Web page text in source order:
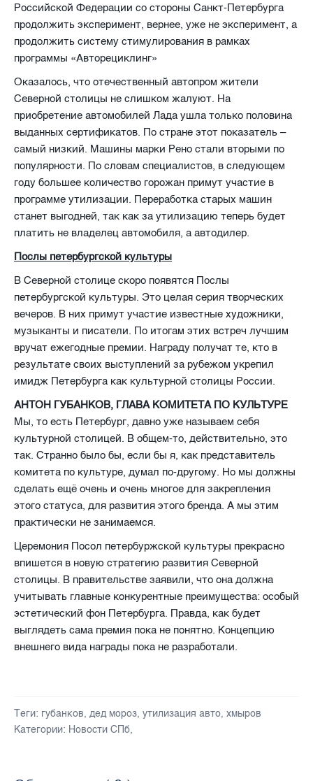
Российской Федерации со стороны Санкт-Петербурга
продолжить эксперимент, вернее, уже не эксперимент, а
продолжить систему стимулирования в рамках
программы «Авторециклинг»
Оказалось, что отечественный автопром жители
Северной столицы не слишком жалуют. На
приобретение автомобилей Лада ушла только половина
выданных сертификатов. По стране этот показатель –
самый низкий. Машины марки Рено стали вторыми по
популярности. По словам специалистов, в следующем
году большее количество горожан примут участие в
программе утилизации. Переработка старых машин
станет выгодней, так как за утилизацию теперь будет
платить не владелец автомобиля, а автодилер.
Послы петербургской культуры
В Северной столице скоро появятся Послы
петербургской культуры. Это целая серия творческих
вечеров. В них примут участие известные художники,
музыканты и писатели. По итогам этих встреч лучшим
вручат ежегодные премии. Награду получат те, кто в
результате своих выступлений за рубежом укрепил
имидж Петербурга как культурной столицы России.
АНТОН ГУБАНКОВ, ГЛАВА КОМИТЕТА ПО КУЛЬТУРЕ
Мы, то есть Петербург, давно уже называем себя
культурной столицей. В общем-то, действительно, это
так. Странно было бы, если бы я, как представитель
комитета по культуре, думал по-другому. Но мы должны
сделать ещё очень и очень многое для закрепления
этого статуса, для развития этого бренда. А мы этим
практически не занимаемся.
Церемония Посол петербуржской культуры прекрасно
впишется в новую стратегию развития Северной
столицы. В правительстве заявили, что она должна
учитывать главные конкурентные преимущества: особый
эстетический фон Петербурга. Правда, как будет
выглядеть сама премия пока не понятно. Концепцию
внешнего вида награды пока не разработали.
Теги: губанков, дед мороз, утилизация авто, хмыров
Категории: Новости СПб,